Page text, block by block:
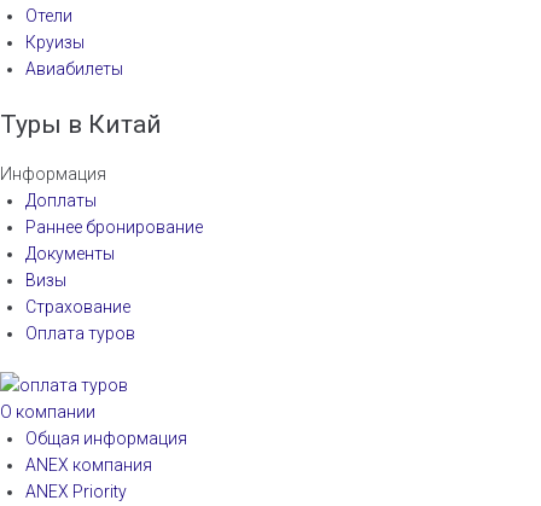
Отели
Круизы
Авиабилеты
Туры в Китай
Информация
Доплаты
Раннее бронирование
Документы
Визы
Страхование
Оплата туров
О компании
Общая информация
ANEX компания
ANEX Priority